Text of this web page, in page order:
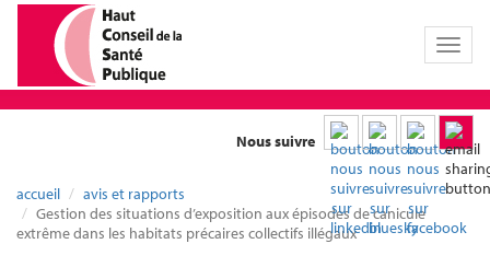
Toggle
Nous suivre
accueil
avis et rapports
Gestion des situations d’exposition aux épisodes de canicule
extrême dans les habitats précaires collectifs illégaux